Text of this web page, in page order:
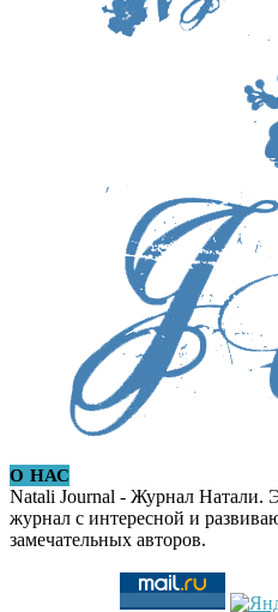
О НАС
Natali Journal - Журнал Натали.
журнал с интересной и
замечательных авторов.